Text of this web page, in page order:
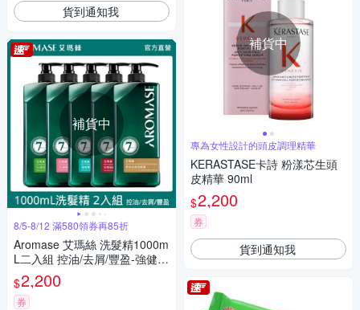
貨到通知我
補貨中
8/5-8/12 滿580領券再85折
Aromase 艾瑪絲 洗髮精1000m
L二入組 控油/去屑/豐盈-強健/
豐盈洗髮精二入組
$2,200
券
補貨中
專為女性設計的頭皮調理精華
KERASTASE卡詩 粉漾芯生頭
皮精華 90ml
$2,200
券
貨到通知我